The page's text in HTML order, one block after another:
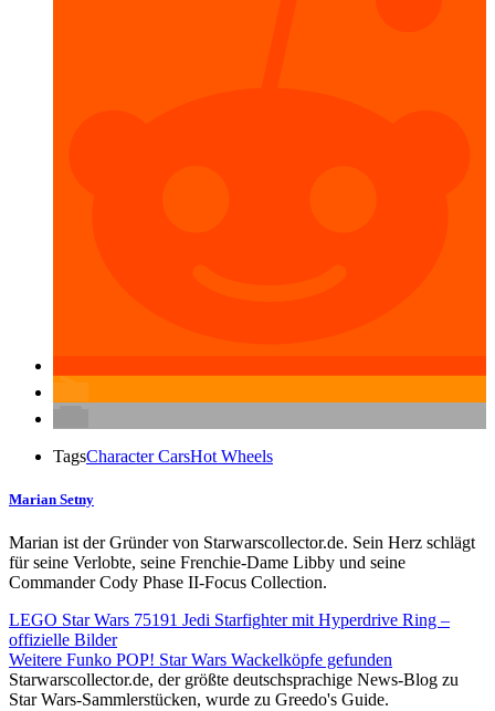
TagsCharacter CarsHot Wheels
Marian Setny
Marian ist der Gründer von Starwarscollector.de. Sein Herz schlägt
für seine Verlobte, seine Frenchie-Dame Libby und seine
Commander Cody Phase II-Focus Collection.
LEGO Star Wars 75191 Jedi Starfighter mit Hyperdrive Ring –
offizielle Bilder
Weitere Funko POP! Star Wars Wackelköpfe gefunden
Starwarscollector.de, der größte deutschsprachige News-Blog zu
Star Wars-Sammlerstücken, wurde zu Greedo's Guide.